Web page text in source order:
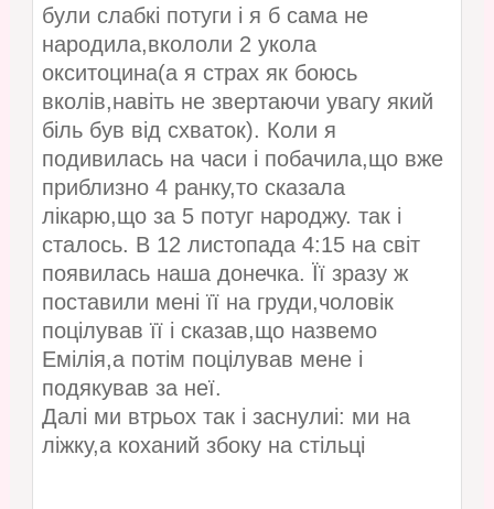
були слабкі потуги і я б сама не
народила,вкололи 2 укола
окситоцина(а я страх як боюсь
вколів,навіть не звертаючи увагу який
біль був від схваток). Коли я
подивилась на часи і побачила,що вже
приблизно 4 ранку,то сказала
лікарю,що за 5 потуг народжу. так і
сталось. В 12 листопада 4:15 на світ
появилась наша донечка. Її зразу ж
поставили мені її на груди,чоловік
поцілував її і сказав,що назвемо
Емілія,а потім поцілував мене і
подякував за неї.
Далі ми втрьох так і заснулиі: ми на
ліжку,а коханий збоку на стільці